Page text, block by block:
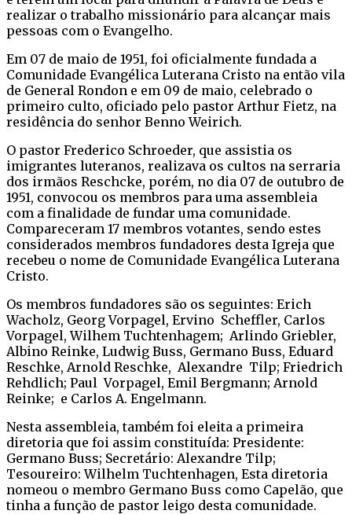
realizar o trabalho missionário para alcançar mais
pessoas com o Evangelho.
Em 07 de maio de 1951, foi oficialmente fundada a
Comunidade Evangélica Luterana Cristo na então vila
de General Rondon e em 09 de maio, celebrado o
primeiro culto, oficiado pelo pastor Arthur Fietz, na
residência do senhor Benno Weirich.
O pastor Frederico Schroeder, que assistia os
imigrantes luteranos, realizava os cultos na serraria
dos irmãos Reschcke, porém, no dia 07 de outubro de
1951, convocou os membros para uma assembleia
com a finalidade de fundar uma comunidade.
Compareceram 17 membros votantes, sendo estes
considerados membros fundadores desta Igreja que
recebeu o nome de Comunidade Evangélica Luterana
Cristo.
Os membros fundadores são os seguintes: Erich
Wacholz, Georg Vorpagel, Ervino Scheffler, Carlos
Vorpagel, Wilhem Tuchtenhagem; Arlindo Griebler,
Albino Reinke, Ludwig Buss, Germano Buss, Eduard
Reschke, Arnold Reschke, Alexandre Tilp; Friedrich
Rehdlich; Paul Vorpagel, Emil Bergmann; Arnold
Reinke; e Carlos A. Engelmann.
Nesta assembleia, também foi eleita a primeira
diretoria que foi assim constituída: Presidente:
Germano Buss; Secretário: Alexandre Tilp;
Tesoureiro: Wilhelm Tuchtenhagen, Esta diretoria
nomeou o membro Germano Buss como Capelão, que
tinha a função de pastor leigo desta comunidade.